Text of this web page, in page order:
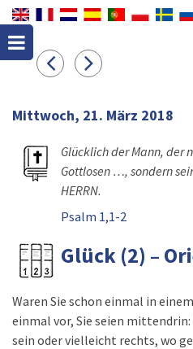
Mittwoch, 21. März 2018
Glücklich der Mann, der
Gottlosen …, sondern
HERRN.
Psalm 1,1-2
Glück (2) –
Waren Sie schon einmal in
einmal vor, Sie seien
sein oder vielleicht rechts, wo